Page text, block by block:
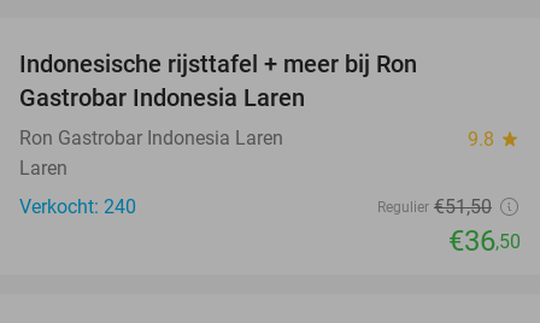
Indonesische rijsttafel + meer bij Ron
Gastrobar Indonesia Laren
Ron Gastrobar Indonesia Laren 9.8 star
Laren
Verkocht: 240
Regulier €51,50
€36,50